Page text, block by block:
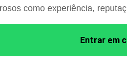
como experiência,
Entrar em